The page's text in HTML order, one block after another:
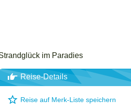
im Paradies
Reise-Details
Reise auf Merk-Liste speichern